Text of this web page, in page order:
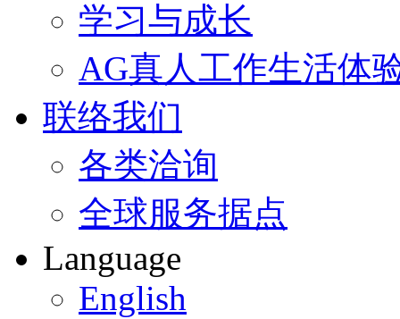
学习与成长
AG真人工作生活体
联络我们
各类洽询
全球服务据点
Language
English